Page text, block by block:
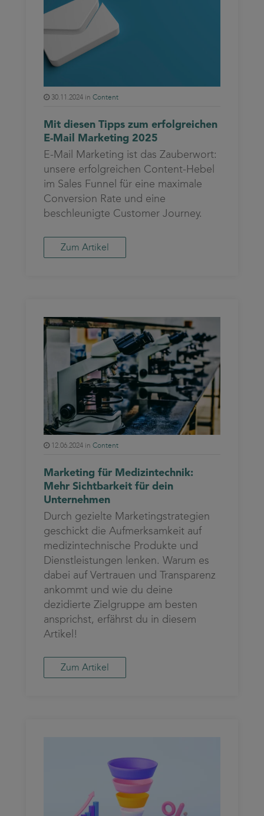
30.11.2024 in Content
Mit diesen Tipps zum erfolgreichen
E-Mail Marketing 2025
E-Mail Marketing ist das Zauberwort:
unsere erfolgreichen Content-Hebel
im Sales Funnel für eine maximale
Conversion Rate und eine
beschleunigte Customer Journey.
Zum Artikel
12.06.2024 in Content
Marketing für Medizintechnik:
Mehr Sichtbarkeit für dein
Unternehmen
Durch gezielte Marketingstrategien
geschickt die Aufmerksamkeit auf
medizintechnische Produkte und
Dienstleistungen lenken. Warum es
dabei auf Vertrauen und Transparenz
ankommt und wie du deine
dezidierte Zielgruppe am besten
ansprichst, erfährst du in diesem
Artikel!
Zum Artikel